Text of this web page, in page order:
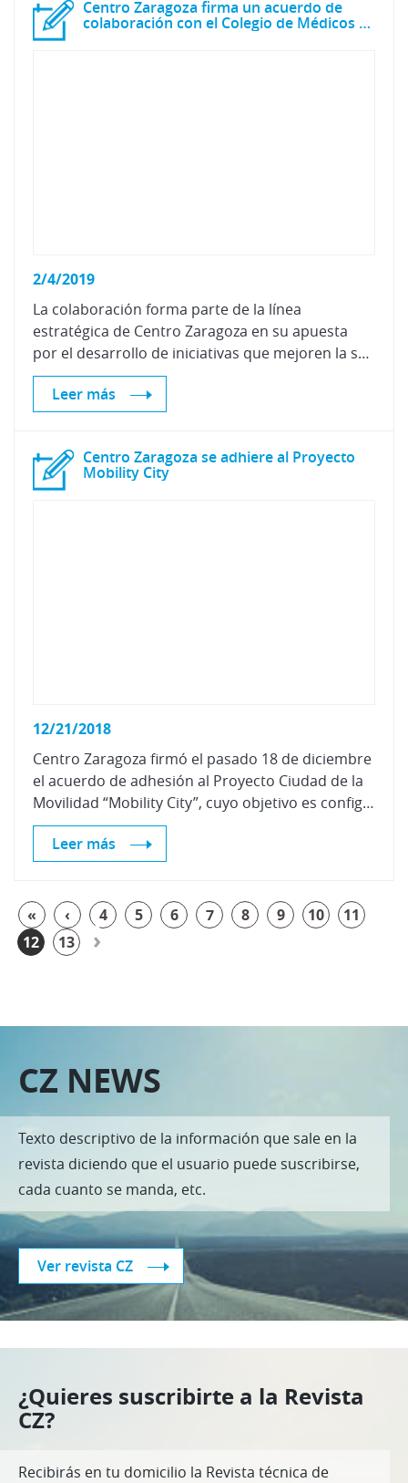
Centro Zaragoza firma un acuerdo de
colaboración con el Colegio de Médicos de Navarra
2/4/2019
La colaboración forma parte de la línea
estratégica de Centro Zaragoza en su apuesta
por el desarrollo de iniciativas que mejoren la seguridad vial.
Leer más
Centro Zaragoza se adhiere al Proyecto
Mobility City
12/21/2018
Centro Zaragoza firmó el pasado 18 de diciembre
el acuerdo de adhesión al Proyecto Ciudad de la
Movilidad “Mobility City”, cuyo objetivo es configurar un proyecto de innovación sobre la movilidad inteligente y sostenible para entidades y empresas, con vocación de ser un referente internacional para el desarrollo de la movilidad.
Leer más
« ‹ 4 5 6 7 8 9 10
11
12
13 ›
CZ NEWS
Texto descriptivo de la información que sale en la
revista diciendo que el usuario puede suscribirse,
cada cuanto se manda, etc.
Ver revista CZ
¿Quieres suscribirte a la Revista
CZ?
Recibirás en tu domicilio la Revista técnica de